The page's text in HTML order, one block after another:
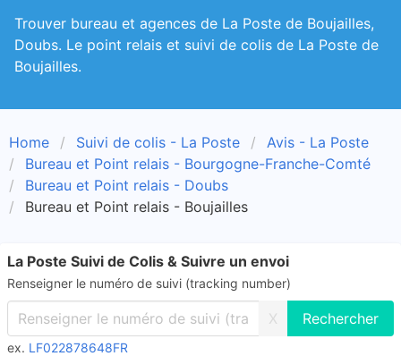
Trouver bureau et agences de La Poste de Boujailles,
Doubs. Le point relais et suivi de colis de La Poste de
Boujailles.
Home Suivi de colis - La Poste
Avis - La Poste
Bureau et Point relais - Bourgogne-Franche-Comté
Bureau et Point relais - Doubs
Bureau et Point relais - Boujailles
La Poste Suivi de Colis & Suivre un envoi
Renseigner le numéro de suivi (tracking number)
X
ex. LF022878648FR